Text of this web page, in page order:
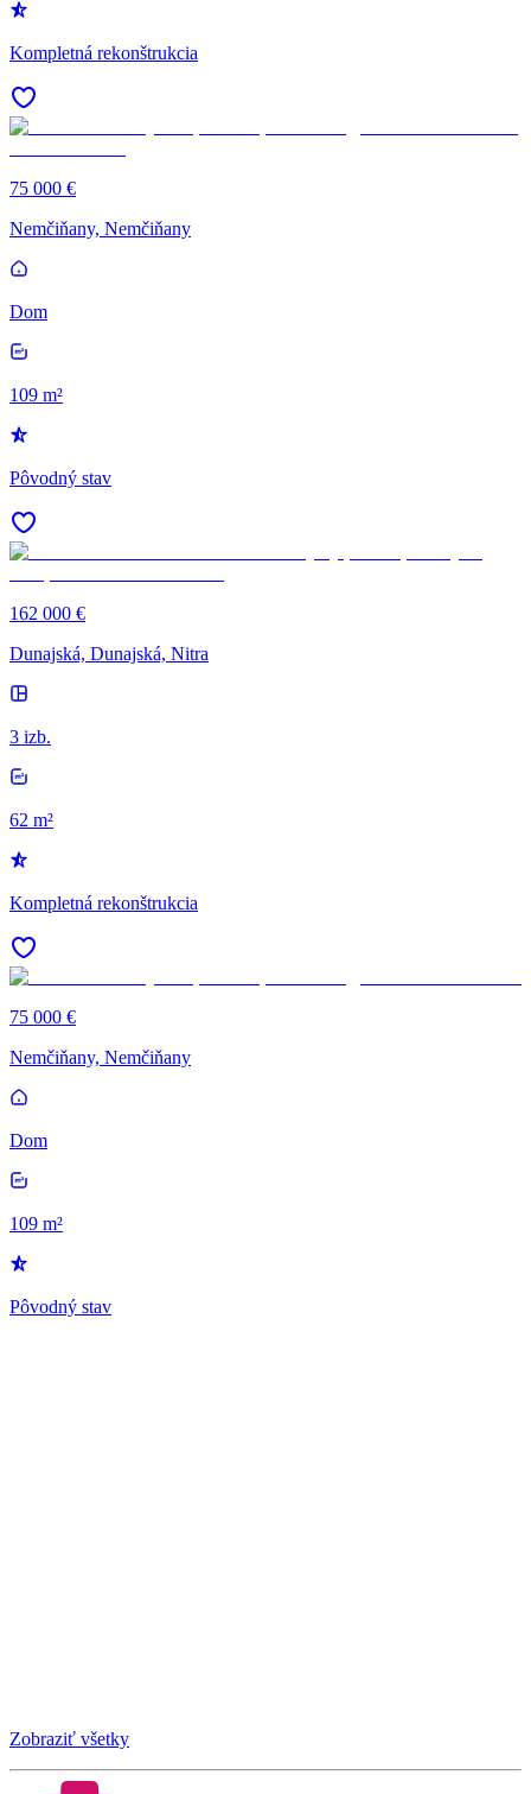
Kompletná rekonštrukcia
75 000 €
Nemčiňany, Nemčiňany
Dom
109 m²
Pôvodný stav
162 000 €
Dunajská, Dunajská, Nitra
3 izb.
62 m²
Kompletná rekonštrukcia
75 000 €
Nemčiňany, Nemčiňany
Dom
109 m²
Pôvodný stav
Zobraziť všetky